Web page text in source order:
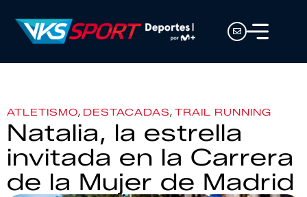
ATLETISMO, DESTACADAS, TRAIL RUNNING
Natalia, la estrella
invitada en la Carrera
de la Mujer de Madrid